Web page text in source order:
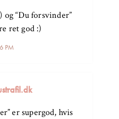
PM
og “Du forsvinder”
ret god :)
er supergod, hvis